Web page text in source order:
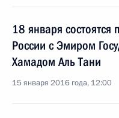
18 января состоятся
России с Эмиром
Хамадом Аль Тани
15 января 2016 года, 12:00